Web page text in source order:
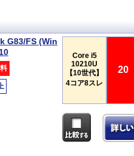
G83/FS (Win
Core i5
10210U
【10世代】
4コア8スレ
20